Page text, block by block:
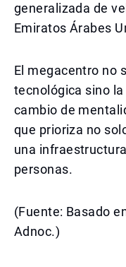
generalizada de
Emiratos Árabes
El megacentro no
tecnológica sino
cambio de
que prioriza no
una
personas.
(Fuente: Basado
Adnoc.)